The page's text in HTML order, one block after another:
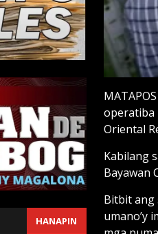
operatiba
Oriental
Kabilang
Bayawan
Bitbit ang
umano’y
HANAPIN